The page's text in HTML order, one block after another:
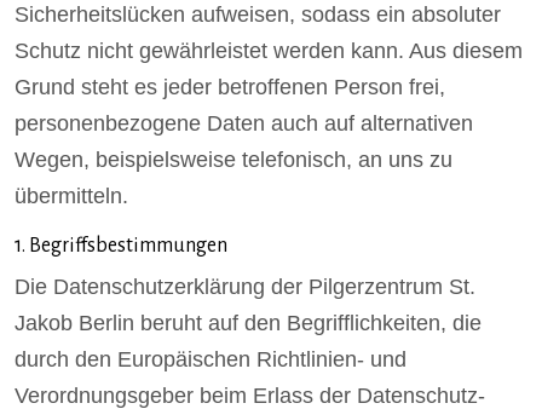
Sicherheitslücken aufweisen, sodass ein absoluter
Schutz nicht gewährleistet werden kann. Aus diesem
Grund steht es jeder betroffenen Person frei,
personenbezogene Daten auch auf alternativen
Wegen, beispielsweise telefonisch, an uns zu
übermitteln.
1. Begriffsbestimmungen
Die Datenschutzerklärung der Pilgerzentrum St.
Jakob Berlin beruht auf den Begrifflichkeiten, die
durch den Europäischen Richtlinien- und
Verordnungsgeber beim Erlass der Datenschutz-